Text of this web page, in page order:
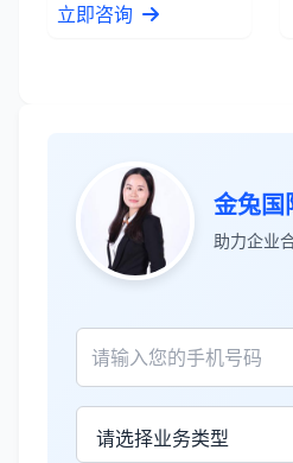
立即咨询
金兔国
助力企业
张先生
服务专业高效，一周就
James Wilson
金兔国际帮我们完成了
律手续，非